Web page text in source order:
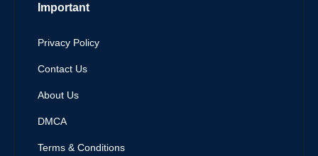
Important
Privacy Policy
Contact Us
About Us
DMCA
Terms & Conditions